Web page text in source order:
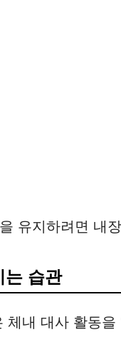
유지하려면 내
는 습관
체내 대사 활동